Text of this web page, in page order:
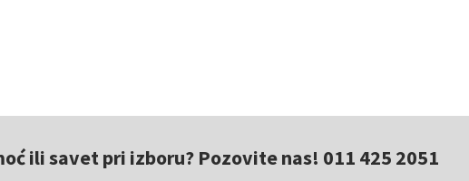
ili savet pri izboru? Pozovite nas! 011 425 2051